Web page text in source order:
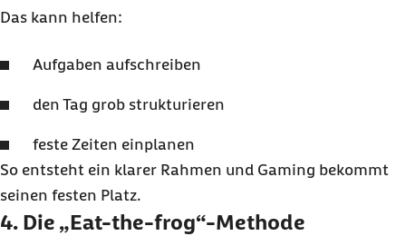
Das kann helfen:
Aufgaben aufschreiben
den Tag grob strukturieren
feste Zeiten einplanen
So entsteht ein klarer Rahmen und Gaming bekommt
seinen festen Platz.
4. Die „Eat-the-frog“-Methode